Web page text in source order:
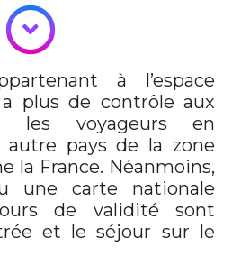
à l’espace
a plus de contrôle aux
les voyageurs en
autre pays de la zone
la France. Néanmoins,
une carte nationale
de validité sont
et le séjour sur le